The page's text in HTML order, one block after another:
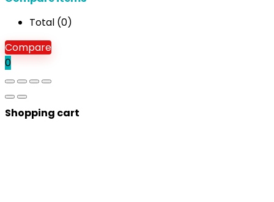
Total (0)
Compare
0
Shopping cart